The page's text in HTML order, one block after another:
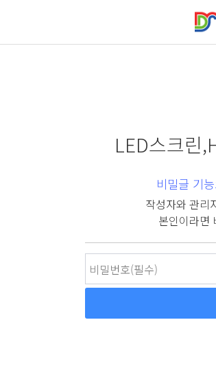
LED스크린
비밀글 기
작성자와 관리
본인이라면